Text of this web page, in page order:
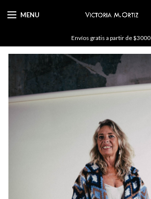
MENU
Envíos gratis a partir de $3000